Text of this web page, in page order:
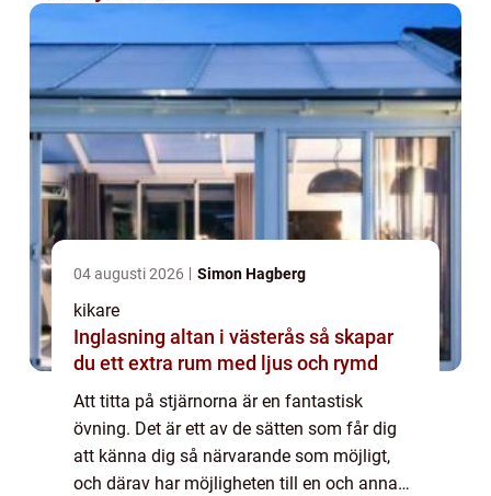
04 augusti 2026 Simon Hagberg
kikare
Inglasning altan i västerås så skapar
du ett extra rum med ljus och rymd
Att titta på stjärnorna är en fantastisk
övning. Det är ett av de sätten som får dig
att känna dig så närvarande som möjligt,
och därav har möjligheten till en och annan